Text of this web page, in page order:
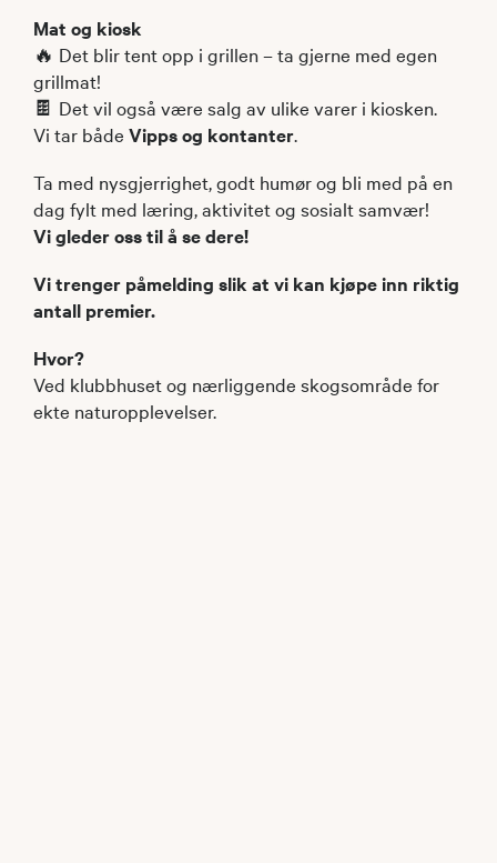
Mat og kiosk
🔥 Det blir tent opp i grillen – ta gjerne med egen
grillmat!
🍫 Det vil også være salg av ulike varer i kiosken.
Vi tar både Vipps og kontanter.
Ta med nysgjerrighet, godt humør og bli med på en
dag fylt med læring, aktivitet og sosialt samvær!
Vi gleder oss til å se dere!
Vi trenger påmelding slik at vi kan kjøpe inn riktig
antall premier.
Hvor?
Ved klubbhuset og nærliggende skogsområde for
ekte naturopplevelser.